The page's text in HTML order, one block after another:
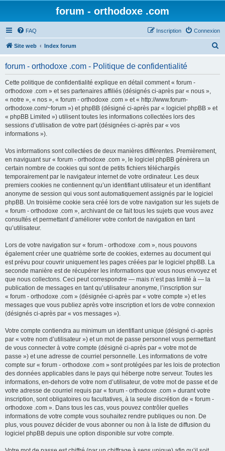
forum - orthodoxe .com
FAQ Connexion
Inscription
Site web Index forum
forum - orthodoxe .com - Politique de confidentialité
Cette politique de confidentialité explique en détail comment « forum -
orthodoxe .com » et ses partenaires affiliés (désignés ci-après par « nous »,
« notre », « nos », « forum - orthodoxe .com » et « http://www.forum-
orthodoxe.com/~forum ») et phpBB (désigné ci-après par « logiciel phpBB » et
« phpBB Limited ») utilisent toutes les informations collectées lors des
sessions d’utilisation de votre part (désignées ci-après par « vos
informations »).
Vos informations sont collectées de deux manières différentes. Premièrement,
en naviguant sur « forum - orthodoxe .com », le logiciel phpBB génèrera un
certain nombre de cookies qui sont de petits fichiers téléchargés
temporairement par le navigateur internet de votre ordinateur. Les deux
premiers cookies ne contiennent qu’un identifiant utilisateur et un identifiant
anonyme de session qui vous sont automatiquement assignés par le logiciel
phpBB. Un troisième cookie sera créé lors de votre navigation sur les sujets de
« forum - orthodoxe .com », archivant de ce fait tous les sujets que vous avez
consultés et permettant d’améliorer votre confort de navigation en tant
qu’utilisateur.
Lors de votre navigation sur « forum - orthodoxe .com », nous pouvons
également créer une quatrième sorte de cookies, externes au document qui
est prévu pour couvrir uniquement les pages créées par le logiciel phpBB. La
seconde manière est de récupérer les informations que vous nous envoyez et
que nous collectons. Ceci peut correspondre — mais n’est pas limité à — la
publication de messages en tant qu’utilisateur anonyme, l’inscription sur
« forum - orthodoxe .com » (désignée ci-après par « votre compte ») et les
messages que vous publiez après votre inscription et lors de votre connexion
(désignés ci-après par « vos messages »).
Votre compte contiendra au minimum un identifiant unique (désigné ci-après
par « votre nom d’utilisateur ») et un mot de passe personnel vous permettant
de vous connecter à votre compte (désigné ci-après par « votre mot de
passe ») et une adresse de courriel personnelle. Les informations de votre
compte sur « forum - orthodoxe .com » sont protégées par les lois de protection
des données applicables dans le pays qui héberge notre serveur. Toutes les
informations, en-dehors de votre nom d’utilisateur, de votre mot de passe et de
votre adresse de courriel requis par « forum - orthodoxe .com » durant votre
inscription, sont obligatoires ou facultatives, à la seule discrétion de « forum -
orthodoxe .com ». Dans tous les cas, vous pouvez contrôler quelles
informations de votre compte vous souhaitez rendre publiques ou non. De
plus, vous pouvez décider de vous abonner ou non à la liste de diffusion du
logiciel phpBB depuis une option disponible sur votre compte.